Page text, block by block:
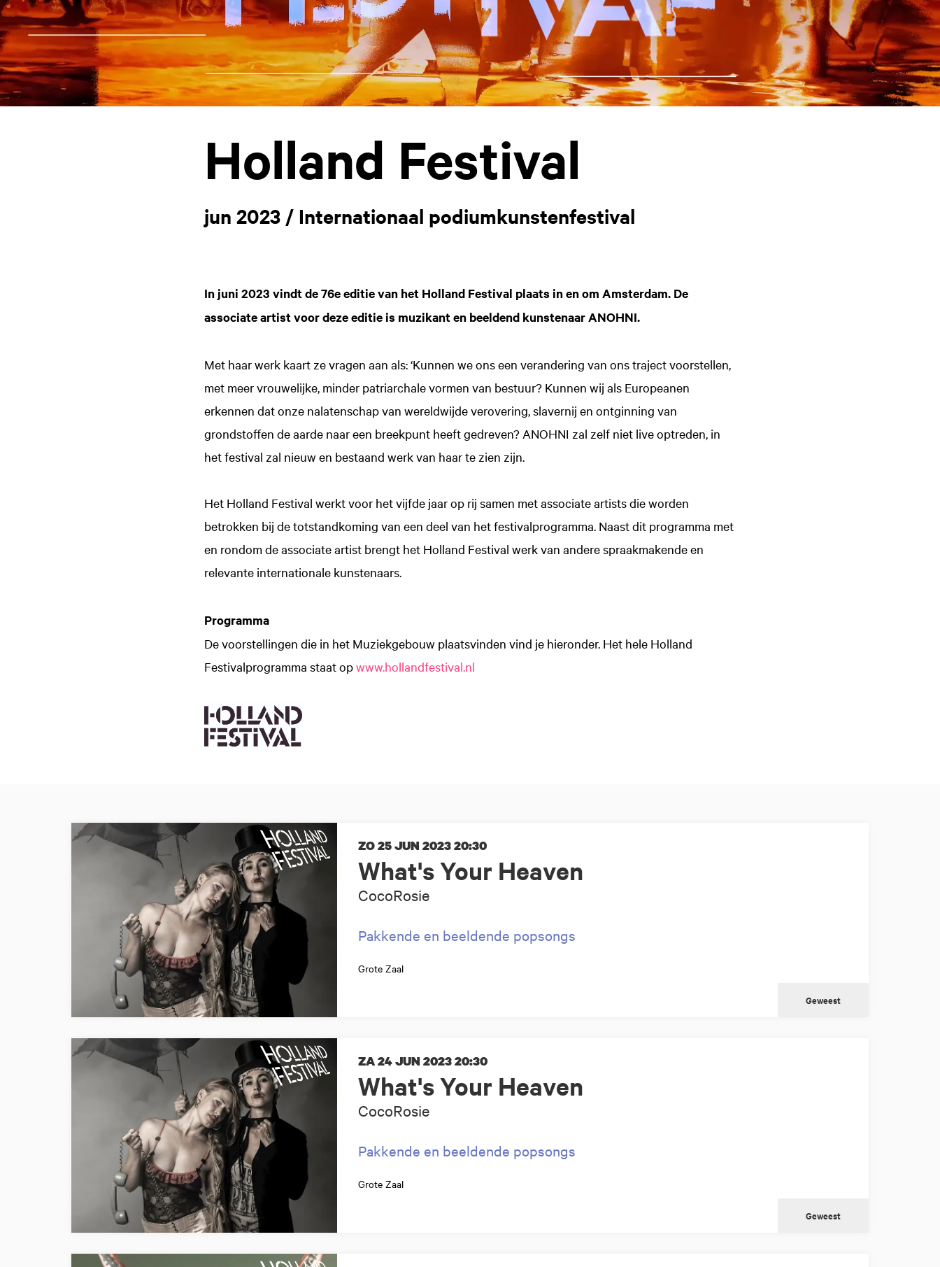
Holland Festival
jun 2023 / Internationaal podiumkunstenfestival
In juni 2023 vindt de 76e editie van het Holland Festival plaats in en om Amsterdam. De
associate artist voor deze editie is muzikant en beeldend kunstenaar ANOHNI.
Met haar werk kaart ze vragen aan als: ‘Kunnen we ons een verandering van ons traject voorstellen,
met meer vrouwelijke, minder patriarchale vormen van bestuur? Kunnen wij als Europeanen
erkennen dat onze nalatenschap van wereldwijde verovering, slavernij en ontginning van
grondstoffen de aarde naar een breekpunt heeft gedreven? ANOHNI zal zelf niet live optreden, in
het festival zal nieuw en bestaand werk van haar te zien zijn.
Het Holland Festival werkt voor het vijfde jaar op rij samen met associate artists die worden
betrokken bij de totstandkoming van een deel van het festivalprogramma. Naast dit programma met
en rondom de associate artist brengt het Holland Festival werk van andere spraakmakende en
relevante internationale kunstenaars.
Programma
De voorstellingen die in het Muziekgebouw plaatsvinden vind je hieronder. Het hele Holland
Festivalprogramma staat opwww.hollandfestival.nl
What's Your Heaven
CocoRosie
ZO 25 JUN 202320:30
Pakkende en beeldende popsongs
Grote Zaal
Geweest
What's Your Heaven
CocoRosie
ZA 24 JUN 202320:30
Pakkende en beeldende popsongs
Grote Zaal
Geweest